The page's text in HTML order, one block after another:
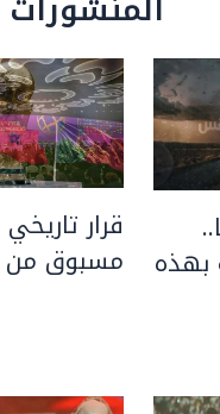
بهذه
قرار
مسبوق من